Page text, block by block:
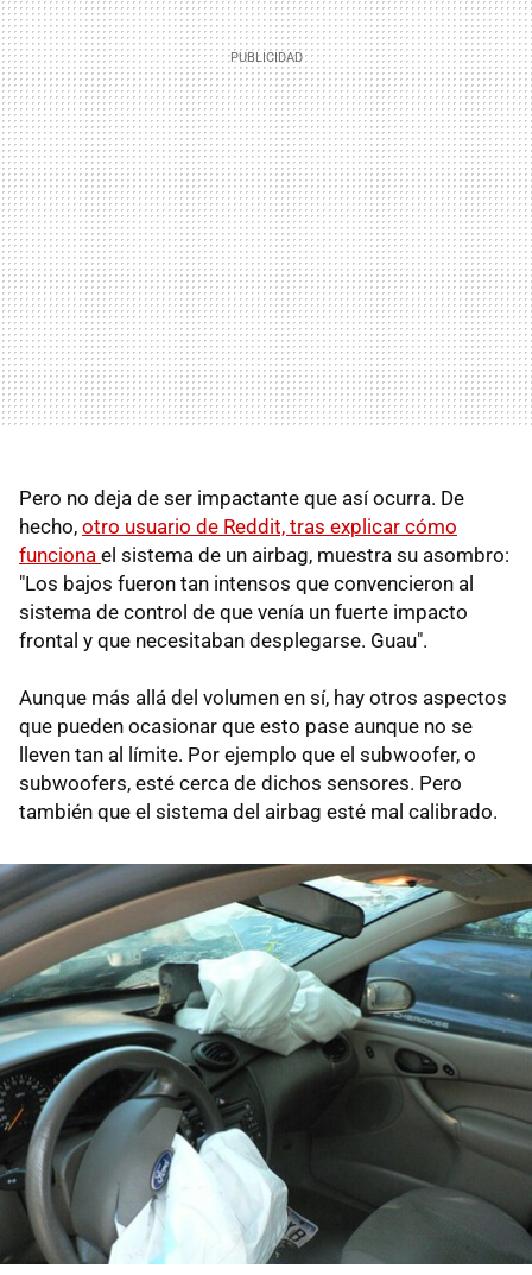
Pero no deja de ser impactante que así ocurra. De
hecho, otro usuario de Reddit, tras explicar cómo
funciona el sistema de un airbag, muestra su asombro:
"Los bajos fueron tan intensos que convencieron al
sistema de control de que venía un fuerte impacto
frontal y que necesitaban desplegarse. Guau".
Aunque más allá del volumen en sí, hay otros aspectos
que pueden ocasionar que esto pase aunque no se
lleven tan al límite. Por ejemplo que el subwoofer, o
subwoofers, esté cerca de dichos sensores. Pero
también que el sistema del airbag esté mal calibrado.